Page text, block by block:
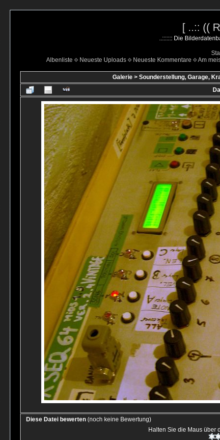
[ ..:: ((
..::::::: Die
Albenliste
Neueste Uploads Neueste Kommentare Am
Galerie> Sounderstellung, Garage,
Diese Datei bewerten (noch keine Bewertung)
Halten Sie die Maus über